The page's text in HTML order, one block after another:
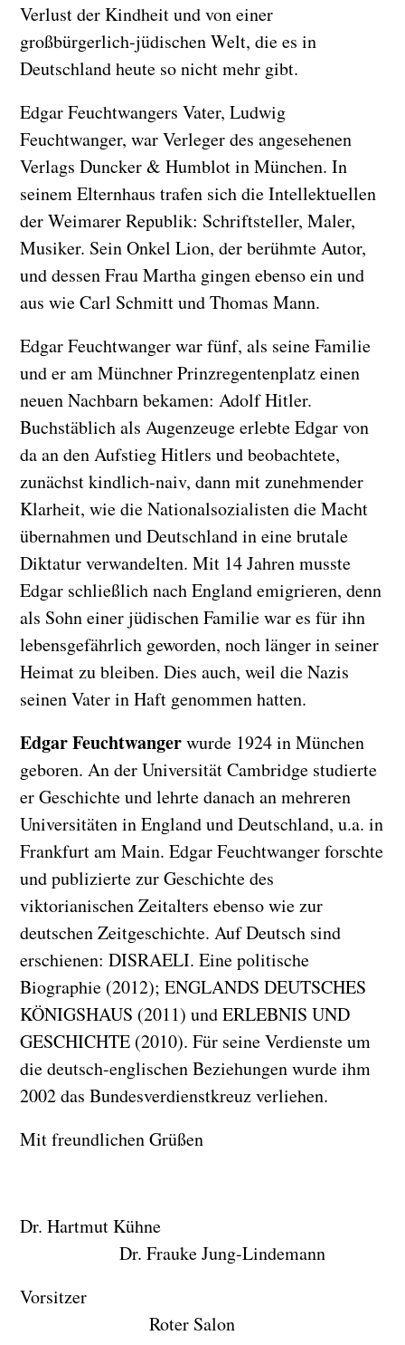
Verlust der Kindheit und von einer
großbürgerlich-jüdischen Welt, die es in
Deutschland heute so nicht mehr gibt.
Edgar Feuchtwangers Vater, Ludwig
Feuchtwanger, war Verleger des angesehenen
Verlags Duncker & Humblot in München. In
seinem Elternhaus trafen sich die Intellektuellen
der Weimarer Republik: Schriftsteller, Maler,
Musiker. Sein Onkel Lion, der berühmte Autor,
und dessen Frau Martha gingen ebenso ein und
aus wie Carl Schmitt und Thomas Mann.
Edgar Feuchtwanger war fünf, als seine Familie
und er am Münchner Prinzregentenplatz einen
neuen Nachbarn bekamen: Adolf Hitler.
Buchstäblich als Augenzeuge erlebte Edgar von
da an den Aufstieg Hitlers und beobachtete,
zunächst kindlich-naiv, dann mit zunehmender
Klarheit, wie die Nationalsozialisten die Macht
übernahmen und Deutschland in eine brutale
Diktatur verwandelten. Mit 14 Jahren musste
Edgar schließlich nach England emigrieren, denn
als Sohn einer jüdischen Familie war es für ihn
lebensgefährlich geworden, noch länger in seiner
Heimat zu bleiben. Dies auch, weil die Nazis
seinen Vater in Haft genommen hatten.
Edgar Feuchtwangerwurde 1924 in München
geboren. An der Universität Cambridge studierte
er Geschichte und lehrte danach an mehreren
Universitäten in England und Deutschland, u.a. in
Frankfurt am Main. Edgar Feuchtwanger forschte
und publizierte zur Geschichte des
viktorianischen Zeitalters ebenso wie zur
deutschen Zeitgeschichte. Auf Deutsch sind
erschienen: DISRAELI. Eine politische
Biographie (2012); ENGLANDS DEUTSCHES
KÖNIGSHAUS (2011) und ERLEBNIS UND
GESCHICHTE (2010). Für seine Verdienste um
die deutsch-englischen Beziehungen wurde ihm
2002 das Bundesverdienstkreuz verliehen.
Mit freundlichen Grüßen
Dr. Hartmut Kühne
Dr. Frauke Jung-Lindemann
Vorsitzer
Roter Salon